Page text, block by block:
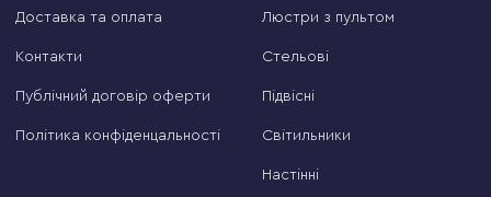
Доставка та оплата
Контакти
Публічний договір оферти
Політика конфіденцальності
Люстри з пультом
Стельові
Підвісні
Світильники
Настінні